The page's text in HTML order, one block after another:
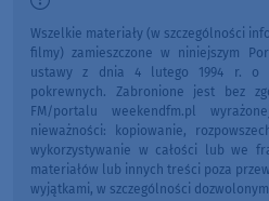
Wszelkie materiały (w szczególności
filmy) zamieszczone w niniejszym
ustawy z dnia 4 lutego 1994 r. o
pokrewnych. Zabronione jest bez
FM/portalu weekendfm.pl
nieważności: kopiowanie,
wykorzystywanie w całości lub we
materiałów lub innych treści poza
wyjątkami, w szczególności